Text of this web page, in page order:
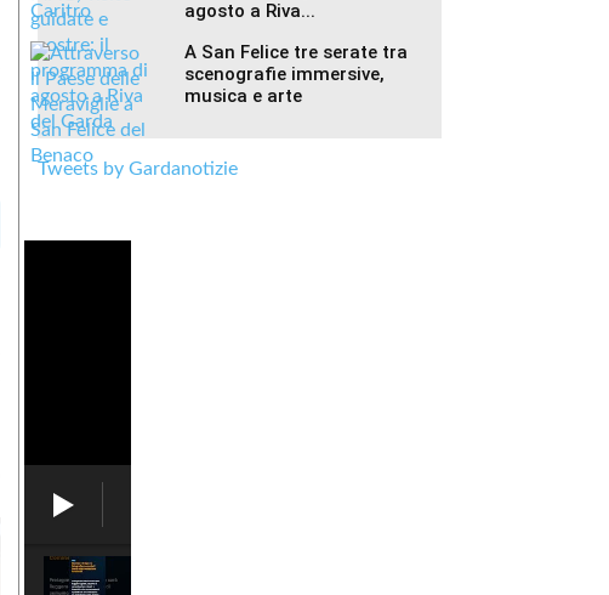
agosto a Riva...
A San Felice tre serate tra
scenografie immersive,
musica e arte
Tweets by Gardanotizie